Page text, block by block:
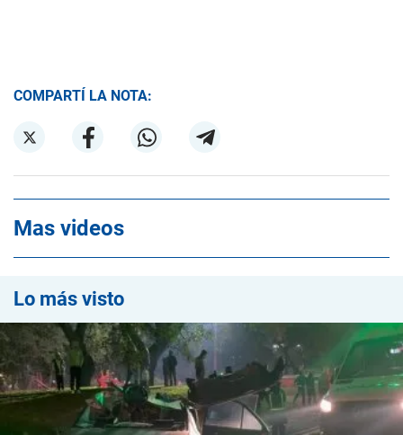
COMPARTÍ LA NOTA:
Mas videos
Lo más visto